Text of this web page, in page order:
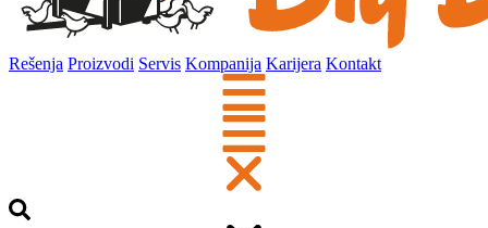
Rešenja Proizvodi Servis Kompanija Karijera Kontakt